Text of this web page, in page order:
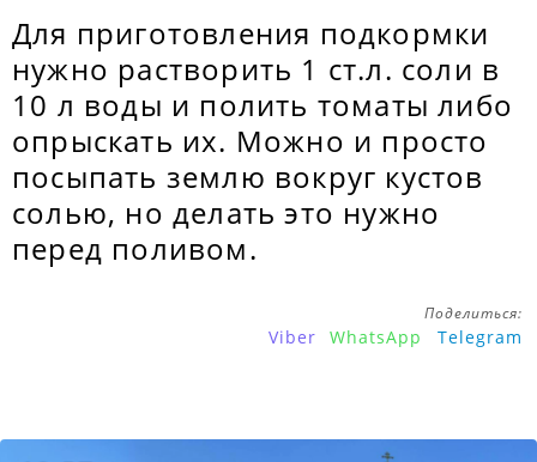
Для приготовления подкормки
нужно растворить 1 ст.л. соли в
10 л воды и полить томаты либо
опрыскать их. Можно и просто
посыпать землю вокруг кустов
солью, но делать это нужно
перед поливом.
Поделиться:
Viber WhatsApp Telegram